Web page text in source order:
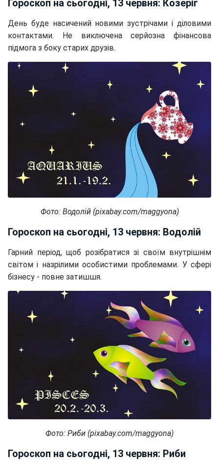
Гороскоп на сьогодні, 13 червня: Козеріг
День буде насичений новими зустрічами і діловими
контактами. Не виключена серйозна фінансова
підмога з боку старих друзів.
Фото: Водолій (pixabay.com/maggyona)
Гороскоп на сьогодні, 13 червня: Водолій
Гарний період, щоб розібратися зі своїм внутрішнім
світом і назрілими особистими проблемами. У сфері
бізнесу - повне затишшя.
Фото: Риби (pixabay.com/maggyona)
Гороскоп на сьогодні, 13 червня: Риби